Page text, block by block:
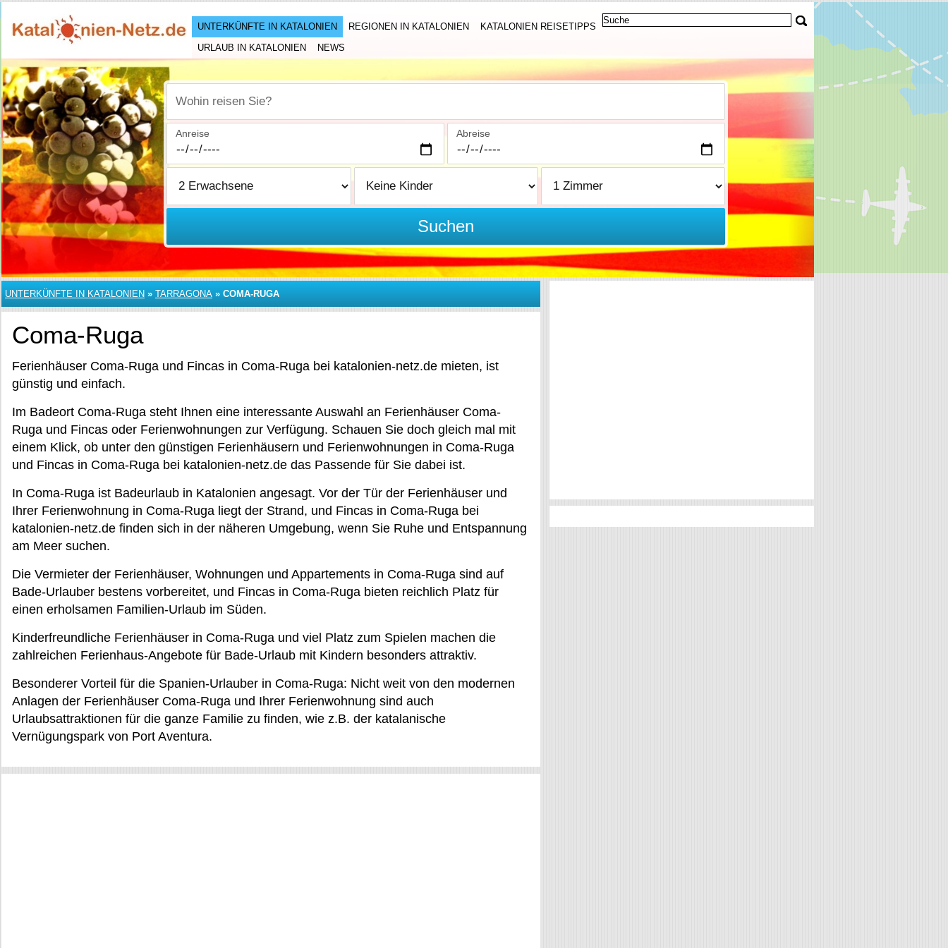
UNTERKÜNFTE IN KATALONIEN REGIONEN IN KATALONIEN
KATALONIEN REISETIPPS
URLAUB IN KATALONIEN
NEWS
Wohin reisen Sie?
Anreise Abreise
Suchen
UNTERKÜNFTE IN KATALONIEN » TARRAGONA » COMA-RUGA
Coma-Ruga
Ferienhäuser Coma-Ruga und Fincas in Coma-Ruga bei katalonien-netz.de mieten, ist
günstig und einfach.
Im Badeort Coma-Ruga steht Ihnen eine interessante Auswahl an Ferienhäuser Coma-
Ruga und Fincas oder Ferienwohnungen zur Verfügung. Schauen Sie doch gleich mal mit
einem Klick, ob unter den günstigen Ferienhäusern und Ferienwohnungen in Coma-Ruga
und Fincas in Coma-Ruga bei katalonien-netz.de das Passende für Sie dabei ist.
In Coma-Ruga ist Badeurlaub in Katalonien angesagt. Vor der Tür der Ferienhäuser und
Ihrer Ferienwohnung in Coma-Ruga liegt der Strand, und Fincas in Coma-Ruga bei
katalonien-netz.de finden sich in der näheren Umgebung, wenn Sie Ruhe und Entspannung
am Meer suchen.
Die Vermieter der Ferienhäuser, Wohnungen und Appartements in Coma-Ruga sind auf
Bade-Urlauber bestens vorbereitet, und Fincas in Coma-Ruga bieten reichlich Platz für
einen erholsamen Familien-Urlaub im Süden.
Kinderfreundliche Ferienhäuser in Coma-Ruga und viel Platz zum Spielen machen die
zahlreichen Ferienhaus-Angebote für Bade-Urlaub mit Kindern besonders attraktiv.
Besonderer Vorteil für die Spanien-Urlauber in Coma-Ruga: Nicht weit von den modernen
Anlagen der Ferienhäuser Coma-Ruga und Ihrer Ferienwohnung sind auch
Urlaubsattraktionen für die ganze Familie zu finden, wie z.B. der katalanische
Vernügungspark von Port Aventura.